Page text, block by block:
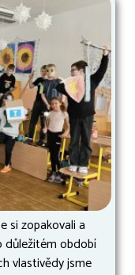
si zopakovali a
důležitém období
vlastivědy jsme